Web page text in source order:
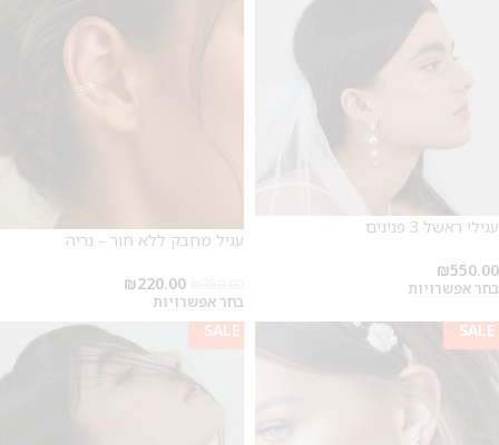
עגילי ראשל 3 פנינים
₪550.00
בחר אפשרויות
עגיל מחבק ללא חור – נריה
₪220.00
בחר אפשרויות
SALE
SALE